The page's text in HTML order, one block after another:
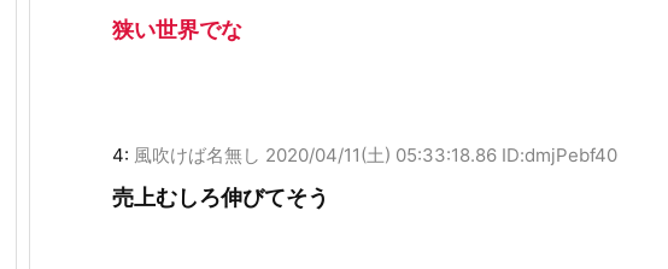
狭い世界でな
4: 風吹けば名無し 2020/04/11(土) 05:33:18.86 ID:dmjPebf40
売上むしろ伸びてそう